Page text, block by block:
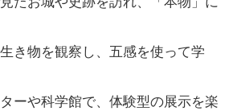
き物を観察し、五感を使って学
ターや科学館で、体験型の展示を楽